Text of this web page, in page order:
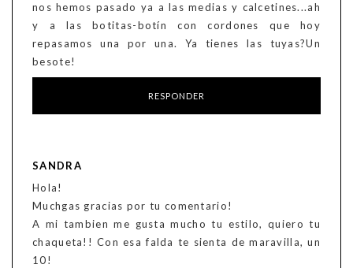
nos hemos pasado ya a las medias y calcetines...ah
y a las botitas-botín con cordones que hoy
repasamos una por una. Ya tienes las tuyas?Un
besote!
RESPONDER
SANDRA
Hola!
Muchgas gracias por tu comentario!
A mi tambien me gusta mucho tu estilo, quiero tu
chaqueta!! Con esa falda te sienta de maravilla, un
10!